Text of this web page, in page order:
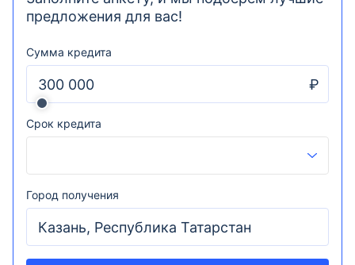
предложения для вас!
Сумма кредита
₽
Срок кредита
Город получения